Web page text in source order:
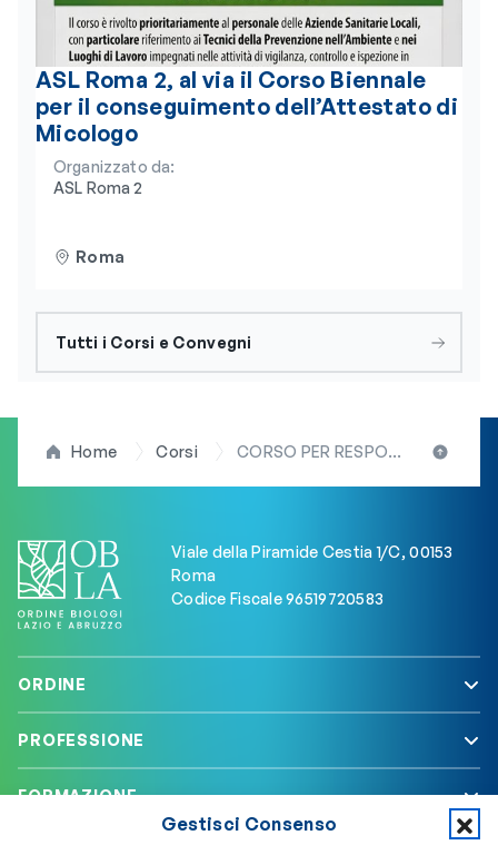
Gestisci Consenso
ASL Roma 2, al via il Corso Biennale
per il conseguimento dell’Attestato di
Micologo
Organizzato da:
ASL Roma 2
Roma
Tutti i Corsi e Convegni
Home Corsi CORSO PER RESPONSABILE DELL’INDUSTRIA ALIMENTARE (RIA) 20 ore
Viale della Piramide Cestia 1/C, 00153
Roma
Codice Fiscale 96519720583
ORDINE
PROFESSIONE
FORMAZIONE